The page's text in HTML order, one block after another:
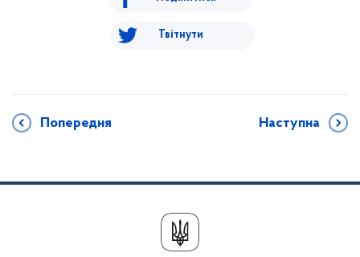
Твітнути
Попередня Наступна